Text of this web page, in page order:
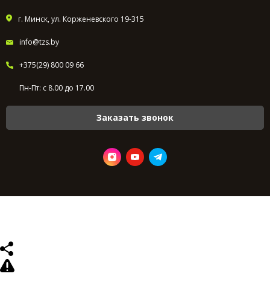
г. Минск, ул. Корженевского 19-315
info@tzs.by
+375(29) 800 09 66
Пн-Пт: с 8.00 до 17.00
Заказать звонок